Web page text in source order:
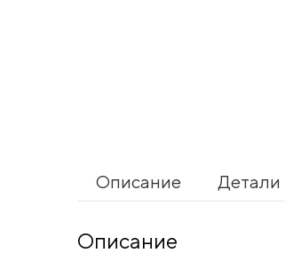
Описание Детали
Описание